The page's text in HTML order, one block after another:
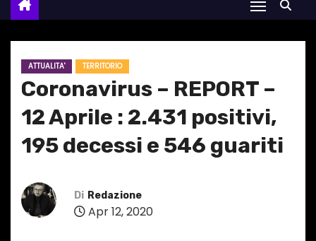
ATTUALITA' TERRITORIO
Coronavirus – REPORT –
12 Aprile : 2.431 positivi,
195 decessi e 546 guariti
Di Redazione
Apr 12, 2020